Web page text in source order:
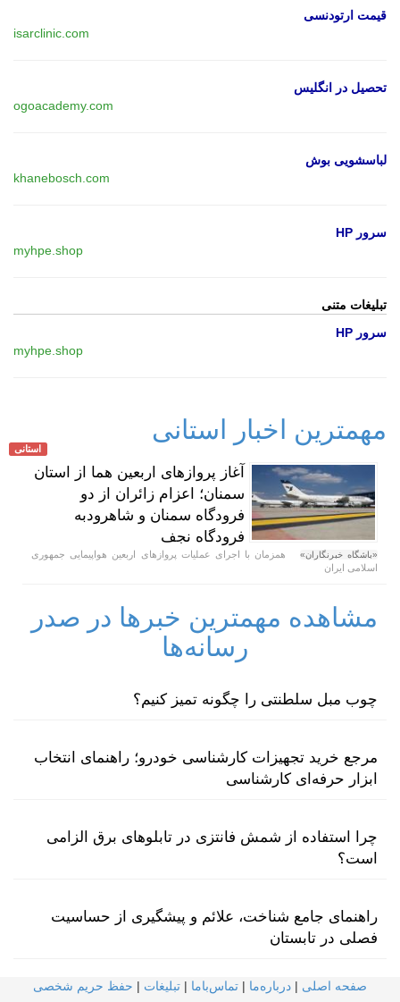
قیمت ارتودنسی
isarclinic.com
تحصیل در انگلیس
ogoacademy.com
لباسشویی بوش
khanebosch.com
سرور HP
myhpe.shop
تبلیغات متنی
سرور HP
myhpe.shop
مهمترین اخبار استانی
استانی
آغاز پروازهای اربعین هما از استان
سمنان؛ اعزام زائران از دو
فرودگاه سمنان و شاهرودبه
فرودگاه نجف
«باشگاه خبرنگاران» همزمان با اجرای عملیات پروازهای اربعین هواپیمایی جمهوری
اسلامی ایران
مشاهده مهمترین خبرها در صدر
رسانه‌ها
چوب مبل سلطنتی را چگونه تمیز کنیم؟
مرجع خرید تجهیزات کارشناسی خودرو؛ راهنمای انتخاب
ابزار حرفه‌ای کارشناسی
چرا استفاده از شمش فانتزی در تابلوهای برق الزامی
است؟
راهنمای جامع شناخت، علائم و پیشگیری از حساسیت
فصلی در تابستان
صفحه اصلی | درباره‌ما | تماس‌با‌ما | تبلیغات | حفظ حریم شخصی